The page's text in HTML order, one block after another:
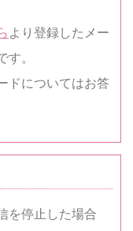
より登録したメー
す。
ドについてはお答
を停止した場合